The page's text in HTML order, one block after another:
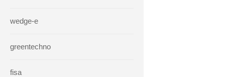
wedge-e
greentechno
fisa